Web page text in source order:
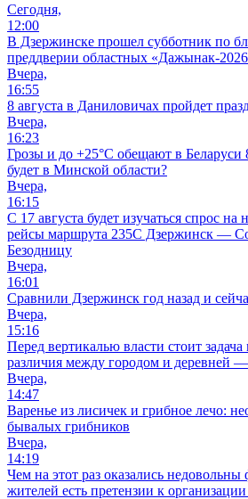
Сегодня,
12:00
В Дзержинске прошел субботник по
преддверии областных «Дажынак-
Вчера,
16:55
8 августа в Даниловичах пройдет
Вчера,
16:23
Грозы и до +25°С обещают в Беларуси
будет в Минской области?
Вчера,
16:15
С 17 августа будет изучаться спрос на
рейсы маршрута 235С Дзержинск —
Безодницу
Вчера,
16:01
Сравнили Дзержинск год назад и
Вчера,
15:16
Перед вертикалью власти стоит
различия между городом и деревней
Вчера,
14:47
Варенье из лисичек и грибное лечо:
бывалых грибников
Вчера,
14:19
Чем на этот раз оказались недовольны
жителей есть претензии к